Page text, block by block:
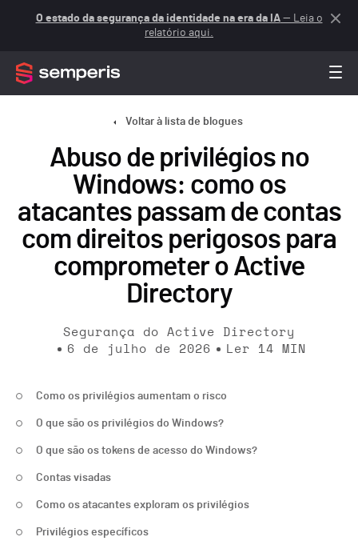
O estado da segurança da identidade na era da IA— Leia o
relatório aqui.
Voltar à lista de blogues
Abuso de privilégios no
Windows: como os
atacantes passam de contas
com direitos perigosos para
comprometer o Active
Directory
Segurança do Active Directory
6 de julho de 2026
Ler 14 MIN
Como os privilégios aumentam o risco
O que são os privilégios do Windows?
O que são os tokens de acesso do Windows?
Contas visadas
Como os atacantes exploram os privilégios
Privilégios específicos